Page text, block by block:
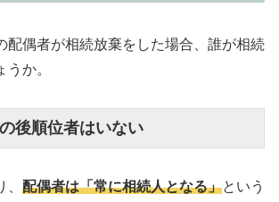
配偶者が相続放棄をした場合、誰が相続
うか。
後順位者はいない
配偶者は「常に相続人となる」という